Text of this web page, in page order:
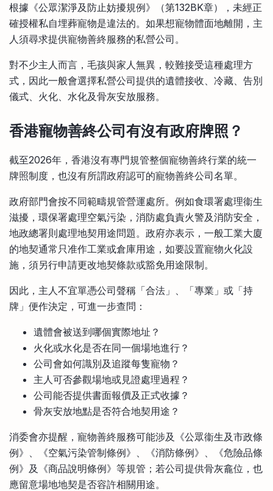
根據《公眾潔淨及防止妨擾規例》（第132BK章），未經正
確授權私自埋葬寵物是違法的。如果想寵物體面地離開，主
人須尋求提供寵物善終服務的私營公司。
對不少主人而言，毛孩與家人無異，較難接受這種處理方
式，因此一般會選擇私營公司提供的遺體接收、冷藏、告別
儀式、火化、水化及骨灰安放服務。
香港寵物善終公司有沒有政府牌照？
截至2026年，香港沒有專門規管整個寵物善終行業的統一
牌照制度，也沒有所謂政府認可的寵物善終公司名單。
政府部門會按不同範疇規管營運處所。例如食環署處理衞生
滋擾，環保署處理空氣污染，消防處負責火警及消防安全，
地政總署則處理地契用途問題。政府亦表示，一般工業大廈
的地契通常只准作工業或倉庫用途，如要設置寵物火化設
施，須另行申請更改地契條款或豁免用途限制。
因此，主人不宜單憑公司聲稱「合法」、「專業」或「持
牌」便作決定，可進一步查問：
遺體會被送到哪個實際地址？
火化或水化是否在同一個場地進行？
公司會如何識別及追蹤每隻寵物？
主人可否參觀場地或見證處理過程？
公司能否提供書面報價及正式收據？
骨灰安放地點是否符合地契用途？
消委會亦提醒，寵物善終服務可能涉及《公眾衞生及市政條
例》、《空氣污染管制條例》、《消防條例》、《危險品條
例》及《商品說明條例》等規管；若公司提供骨灰龕位，也
應留意場地地契是否容許相關用途。